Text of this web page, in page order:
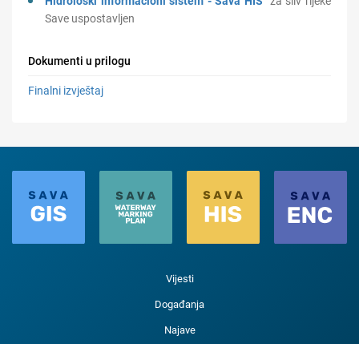
Save uspostavljen
Dokumenti u prilogu
Finalni izvještaj
Vijesti
Događanja
Najave